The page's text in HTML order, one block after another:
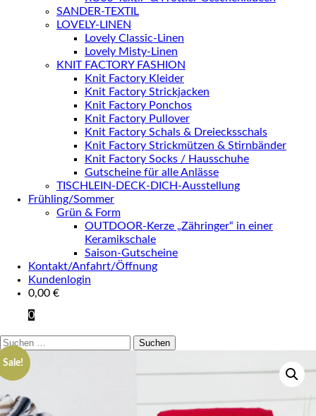
SANDER-TEXTIL
LOVELY-LINEN
Lovely Classic-Linen
Lovely Misty-Linen
KNIT FACTORY FASHION
Knit Factory Kleider
Knit Factory Strickjacken
Knit Factory Ponchos
Knit Factory Pullover
Knit Factory Schals & Dreiecksschals
Knit Factory Strickmützen & Stirnbänder
Knit Factory Socks / Hausschuhe
Gutscheine für alle Anlässe
TISCHLEIN-DECK-DICH-Ausstellung
Frühling/Sommer
Grün & Form
OUTDOOR-Kerze „Zähringer“ in einer
Keramikschale
Saison-Gutscheine
Kontakt/Anfahrt/Öffnung
Kundenlogin
0,00 €
0
Suchen
nach:
Sale!